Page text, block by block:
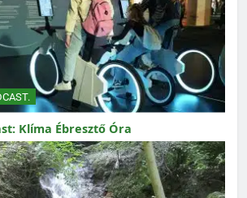
Klíma Ébresztő Óra